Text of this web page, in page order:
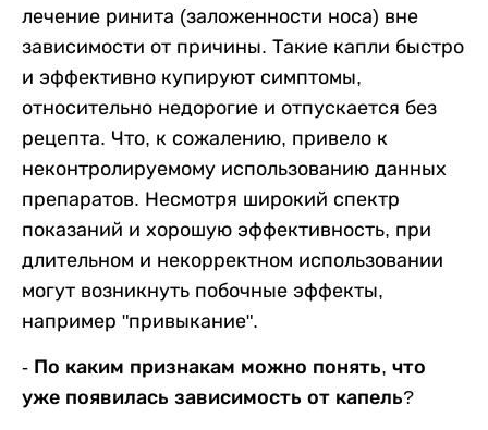
лечение ринита (заложенности носа) вне
зависимости от причины. Такие капли быстро
и эффективно купируют симптомы,
относительно недорогие и отпускается без
рецепта. Что, к сожалению, привело к
неконтролируемому использованию данных
препаратов. Несмотря широкий спектр
показаний и хорошую эффективность, при
длительном и некорректном использовании
могут возникнуть побочные эффекты,
например "привыкание".
- По каким признакам можно понять, что
уже появилась зависимость от капель?